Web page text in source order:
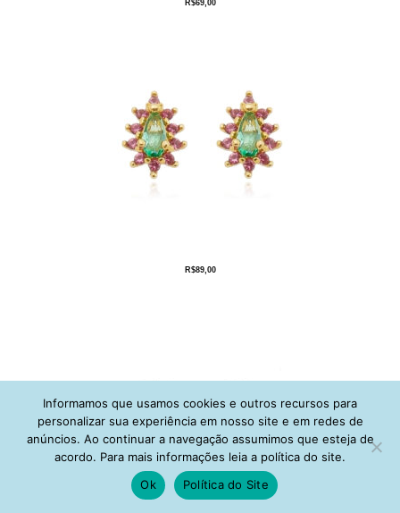
R$69,00
R$89,00
Informamos que usamos cookies e outros recursos para
personalizar sua experiência em nosso site e em redes de
anúncios. Ao continuar a navegação assumimos que esteja de
acordo. Para mais informações leia a política do site.
Ok
Política do Site